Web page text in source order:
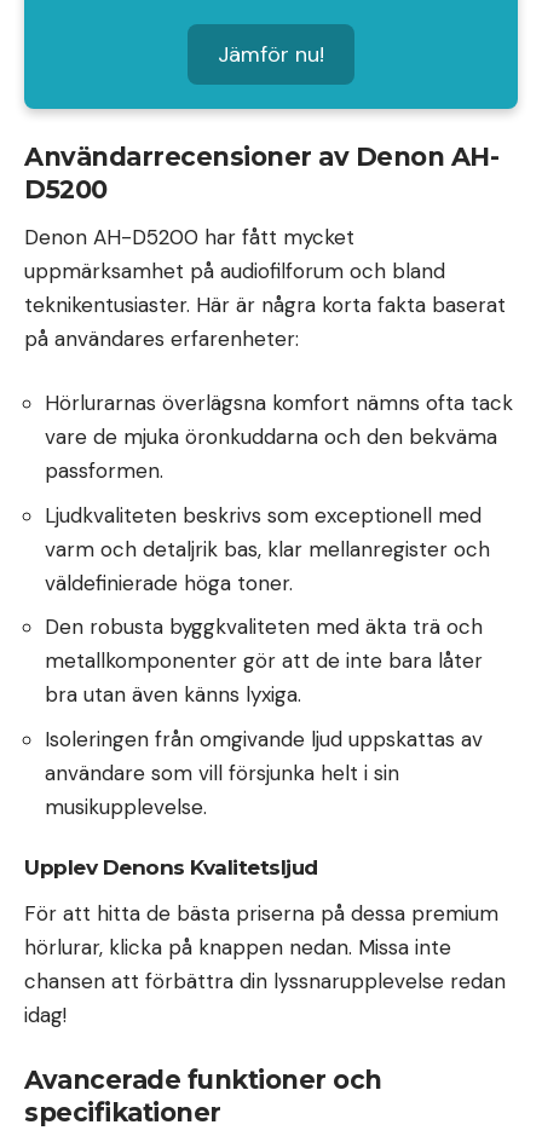
Jämför nu!
Användarrecensioner av Denon AH-
D5200
Denon AH-D5200 har fått mycket
uppmärksamhet på audiofilforum och bland
teknikentusiaster. Här är några korta fakta baserat
på användares erfarenheter:
Hörlurarnas överlägsna komfort nämns ofta tack
vare de mjuka öronkuddarna och den bekväma
passformen.
Ljudkvaliteten beskrivs som exceptionell med
varm och detaljrik bas, klar mellanregister och
väldefinierade höga toner.
Den robusta byggkvaliteten med äkta trä och
metallkomponenter gör att de inte bara låter
bra utan även känns lyxiga.
Isoleringen från omgivande ljud uppskattas av
användare som vill försjunka helt i sin
musikupplevelse.
Upplev Denons Kvalitetsljud
För att hitta de bästa priserna på dessa premium
hörlurar, klicka på knappen nedan. Missa inte
chansen att förbättra din lyssnarupplevelse redan
idag!
Avancerade funktioner och
specifikationer